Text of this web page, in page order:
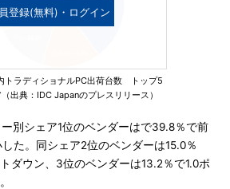
登録(無料)・ログイン
ラディショナルPC出荷台数 トップ5
出典：IDC Japanのプレスリリース）
別シェア1位のベンダーはで39.8％で前
た。同シェア2位のベンダーは15.0％
ダウン、3位のベンダーは13.2％で1.0ポ